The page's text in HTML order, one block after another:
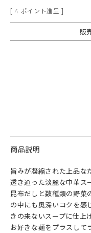
[ 4 ポイント進呈 ]
販
商品説明
旨みが凝縮された上品な
透き通った淡麗な中華ス
昆布だしと数種類の野菜
の中にも奥深いコクを感
きの来ないスープに仕上
お好きな麺をプラスして